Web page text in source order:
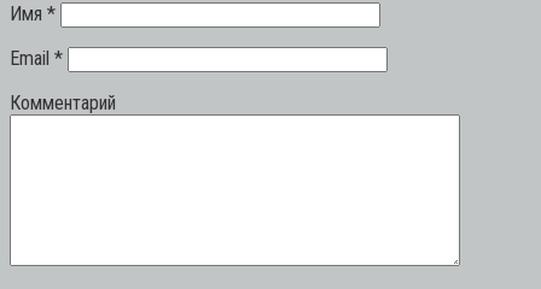
Имя *
Email *
Комментарий